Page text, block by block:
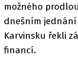
možného
dnešním
Karvinsku řekli
financí.